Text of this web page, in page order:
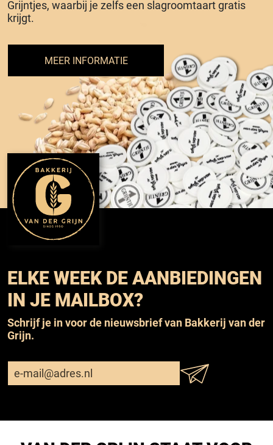
Grijntjes, waarbij je zelfs een slagroomtaart gratis
krijgt.
MEER INFORMATIE
ELKE WEEK DE AANBIEDINGEN
IN JE MAILBOX?
Schrijf je in voor de nieuwsbrief van Bakkerij van der
Grijn.